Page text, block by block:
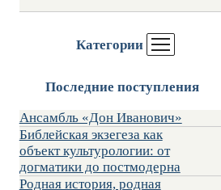
Категории
Последние поступления
Ансамбль «Дон Иванович»
Библейская экзегеза как
объект культурологии: от
догматики до постмодерна
Родная история, родная